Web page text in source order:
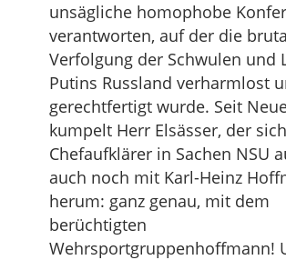
unsägliche homophobe
verantworten, auf der die
Verfolgung der Schwulen und
Putins Russland verharmlost
gerechtfertigt wurde. Seit
kumpelt Herr Elsässer, der
Chefaufklärer in Sachen NSU
auch noch mit Karl-Heinz
herum: ganz genau, mit dem
berüchtigten
Wehrsportgruppenhoffmann!